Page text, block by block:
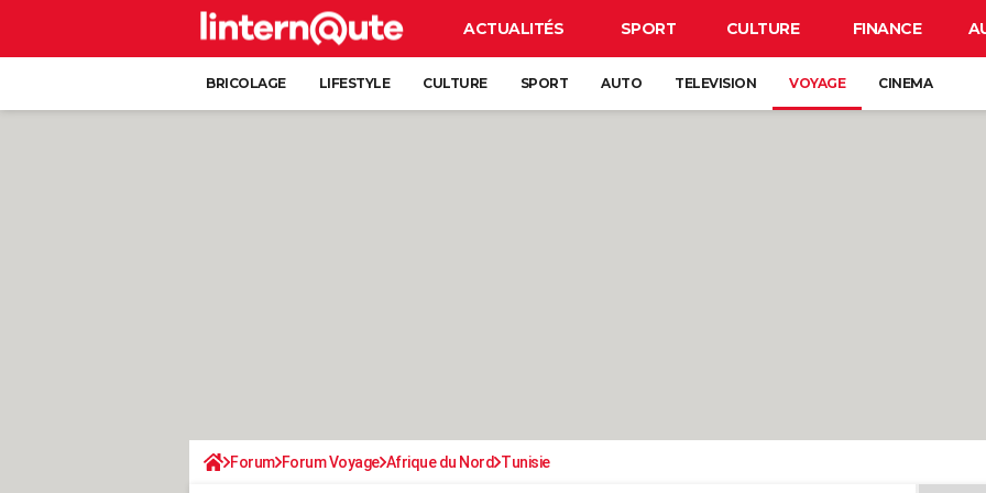
ACTUALITÉS SPORT CULTURE FINANCE
BRICOLAGE LIFESTYLE CULTURE SPORT AUTO TELEVISION VOYAGE CINEMA
Forum Forum Voyage Afrique du Nord Tunisie